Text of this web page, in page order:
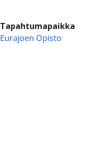
Tapahtumapaikka
Eurajoen Opisto